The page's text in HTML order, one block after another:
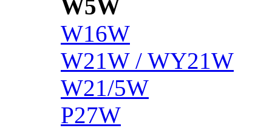
W5W
W16W
W21W / WY21W
W21/5W
P27W